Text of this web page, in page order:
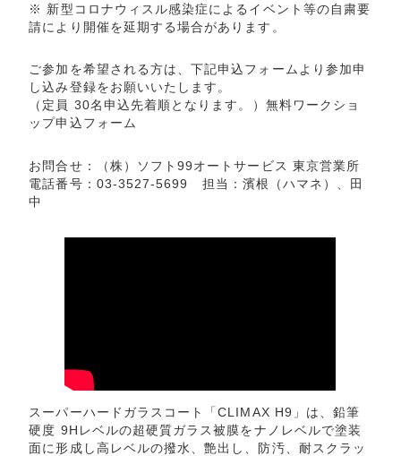
※ 新型コロナウィスル感染症によるイベント等の自粛要
請により開催を延期する場合があります。
ご参加を希望される方は、下記申込フォームより参加申
し込み登録をお願いいたします。
（定員 30名申込先着順となります。） 無料ワークショ
ップ申込フォーム
お問合せ：（株）ソフト99オートサービス 東京営業所
電話番号：03-3527-5699 担当：濱根（ハマネ）、田
中
スーパーハードガラスコート「CLIMAX H9」は、鉛筆
硬度 9Hレベルの超硬質ガラス被膜をナノレベルで塗装
面に形成し高レベルの撥水、艶出し、防汚、耐スクラッ